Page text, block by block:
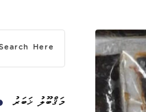
މަޤްބޫލު ޚަބަރު